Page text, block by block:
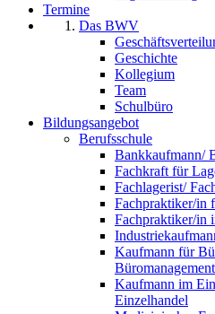
Termine
Das BWV
Geschichte
Kollegium
Team
Schulbüro
Bildungsangebot
Berufsschule
Bankkaufmann/
Fachkraft für
Fachlagerist/
Fachpraktiker/in
Fachpraktiker/in
Kaufmann für
Büromanagement
Kaufmann im
Einzelhandel